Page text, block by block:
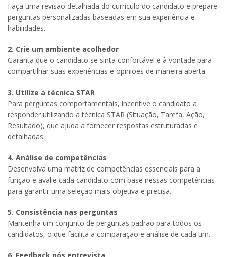
Faça uma revisão detalhada do currículo do candidato e prepare
perguntas personalizadas baseadas em sua experiência e
habilidades.
2. Crie um ambiente acolhedor
Garanta que o candidato se sinta confortável e à vontade para
compartilhar suas experiências e opiniões de maneira aberta.
3. Utilize a técnica STAR
Para perguntas comportamentais, incentive o candidato a
responder utilizando a técnica STAR (Situação, Tarefa, Ação,
Resultado), que ajuda a fornecer respostas estruturadas e
detalhadas.
4. Análise de competências
Desenvolva uma matriz de competências essenciais para a
função e avalie cada candidato com base nessas competências
para garantir uma seleção mais objetiva e precisa.
5. Consistência nas perguntas
Mantenha um conjunto de perguntas padrão para todos os
candidatos, o que facilita a comparação e análise de cada um.